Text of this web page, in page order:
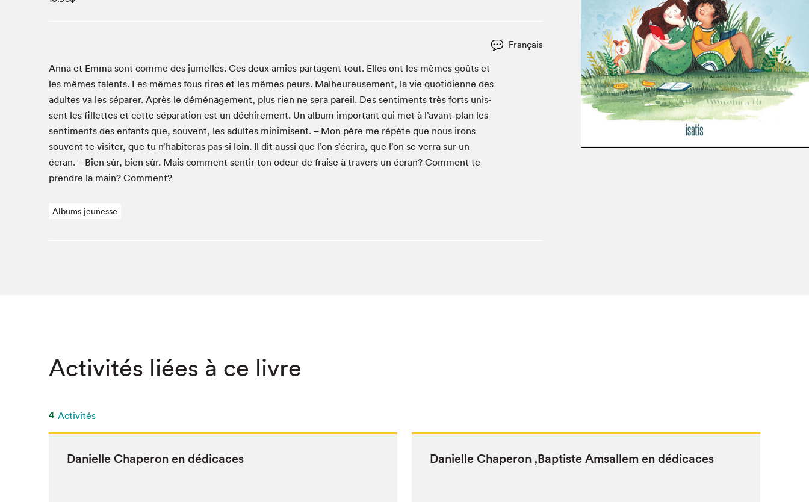
La lecture en cadeau
La Maison des libraires
de Montréal
Le Salon dans ta classe
Lettres québécoises au Salon
Liseur Public
Louisiane enracinée et branchée
Matinées scolaires Hydro-Québec
Mur des illustrateur·rice·s
Narra
SLM PRO
Vitrine du Festival littéraire international Metropolis
À propos du Salon
Liste des exposant·e·s
Liste des auteur·rice·s
Français
Anna et Emma sont comme des jumelles. Ces deux amies parta­gent tout. Elles ont les mêmes goûts et
les mêmes tal­ents. Les mêmes fous rires et les mêmes peurs. Mal­heureuse­ment, la vie quo­ti­di­enne des
adultes va les sépar­er. Après le démé­nage­ment, plus rien ne sera pareil. Des sen­ti­ments très forts unis­
sent les fil­lettes et cette sépa­ra­tion est un déchire­ment. Un album impor­tant qui met à l’avant-plan les
sen­ti­ments des enfants que, sou­vent, les adultes min­imisent. – Mon père me répète que nous irons
sou­vent te vis­iter, que tu n’habiteras pas si loin. Il dit aus­si que l’on s’écrira, que l’on se ver­ra sur un
écran. – Bien sûr, bien sûr. Mais com­ment sen­tir ton odeur de fraise à tra­vers un écran? Com­ment te
pren­dre la main? Comment?
Albums jeunesse
Activités liées à ce livre
4 Activités
Danielle Chap­er­on en dédicaces Danielle Chap­er­on ‚Bap­tiste Amsallem en dédicaces